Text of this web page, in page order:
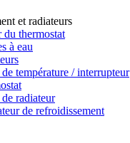
et radiateurs
du thermostat
à eau
de température / interrupteur
radiateur
de refroidissement